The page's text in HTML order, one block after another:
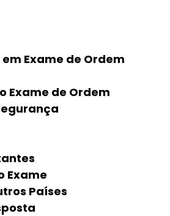
Exame de Ordem
Exame de Ordem
Exame
Países